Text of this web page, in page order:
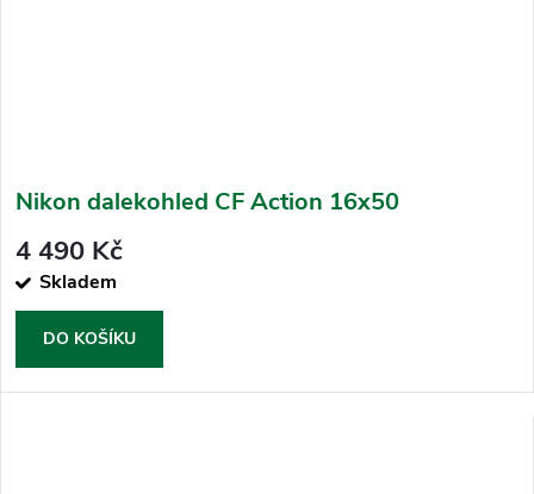
Nikon dalekohled CF Action 16x50
4 490 Kč
Skladem
DO KOŠÍKU